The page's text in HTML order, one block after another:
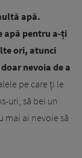
apă.
apă pentru a-ți
ori, atunci
nevoia de a
pe care ți le
uri, să bei un
mai ai nevoie să